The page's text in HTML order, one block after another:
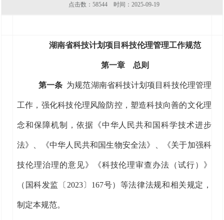
点击数： 58544 时间：2025-09-19
湖南省科技计划项目科技伦理管理工作规范
第一章 总则
第一条 为规范湖南省科技计划项目科技伦理管理
工作，强化科技伦理风险防控，塑造科技向善的文化理
念和保障机制，依据《中华人民共和国科学技术进步
法》、《中华人民共和国生物安全法》、《关于加强科
技伦理治理的意见》 《科技伦理审查办法（试行）》
（国科发监〔 2023〕 167号） 等法律法规和相关规定 ，
制定本规范。